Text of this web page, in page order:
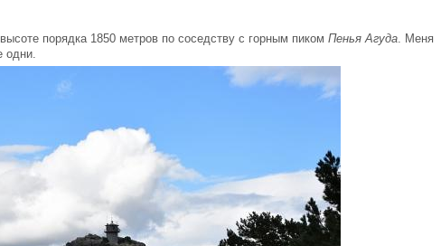
порядка 1850 метров по соседству с горным пикомПенья Агуда. Меня
одни.